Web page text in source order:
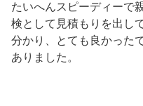
たいへんスピーディーで
検として見積もりを出し
分かり、とても良かった
ありました。